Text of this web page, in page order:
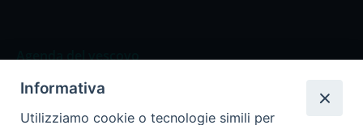
Agenda del vescovo
Agenda del vescovo
Informativa
Utilizziamo cookie o tecnologie simili per